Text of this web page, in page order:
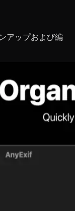
アップおよび編